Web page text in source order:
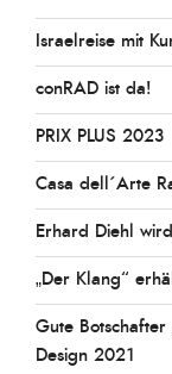
Israelreise mit
conRAD ist da!
PRIX PLUS 2023
Casa dell´Arte
Erhard Diehl
„Der Klang“
Gute Botschafter
Design 2021